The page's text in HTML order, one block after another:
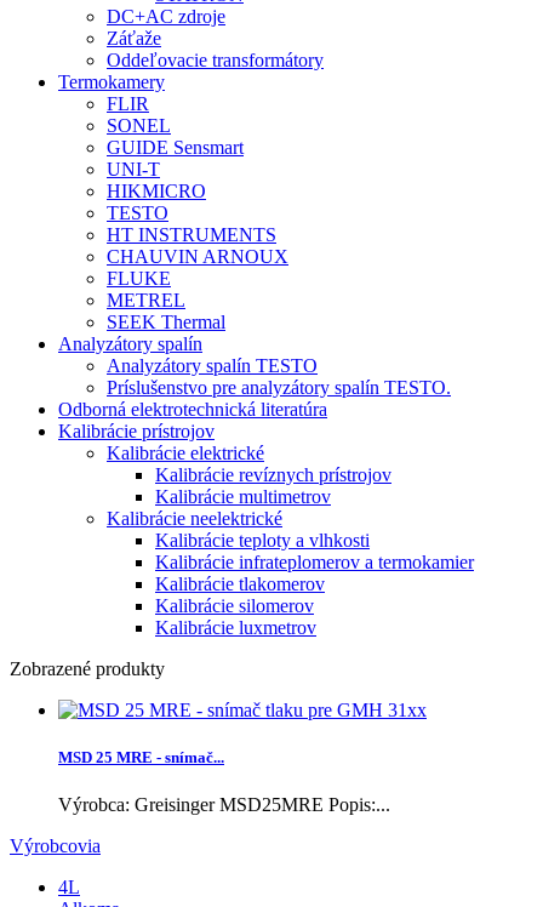
DC+AC zdroje
Záťaže
Oddeľovacie transformátory
Termokamery
FLIR
SONEL
GUIDE Sensmart
UNI-T
HIKMICRO
TESTO
HT INSTRUMENTS
CHAUVIN ARNOUX
FLUKE
METREL
SEEK Thermal
Analyzátory spalín
Analyzátory spalín TESTO
Príslušenstvo pre analyzátory spalín TESTO.
Odborná elektrotechnická literatúra
Kalibrácie prístrojov
Kalibrácie elektrické
Kalibrácie revíznych prístrojov
Kalibrácie multimetrov
Kalibrácie neelektrické
Kalibrácie teploty a vlhkosti
Kalibrácie infrateplomerov a termokamier
Kalibrácie tlakomerov
Kalibrácie silomerov
Kalibrácie luxmetrov
Zobrazené produkty
MSD 25 MRE - snímač...
Výrobca: Greisinger MSD25MRE Popis:...
Výrobcovia
4L